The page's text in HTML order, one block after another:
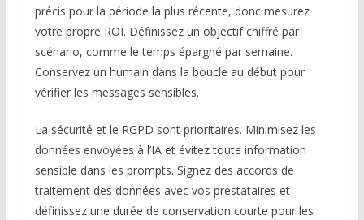
précis pour la période la plus récente, donc mesurez
votre propre ROI. Définissez un objectif chiffré par
scénario, comme le temps épargné par semaine.
Conservez un humain dans la boucle au début pour
vérifier les messages sensibles.
La sécurité et le RGPD sont prioritaires. Minimisez les
données envoyées à l’IA et évitez toute information
sensible dans les prompts. Signez des accords de
traitement des données avec vos prestataires et
définissez une durée de conservation courte pour les